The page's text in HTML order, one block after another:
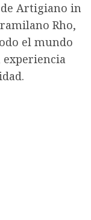
Artigiano in
Rho,
el mundo
experiencia